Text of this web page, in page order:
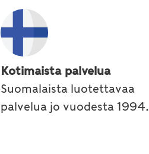
Kotimaista palvelua
Suomalaista luotettavaa
palvelua jo vuodesta 1994.